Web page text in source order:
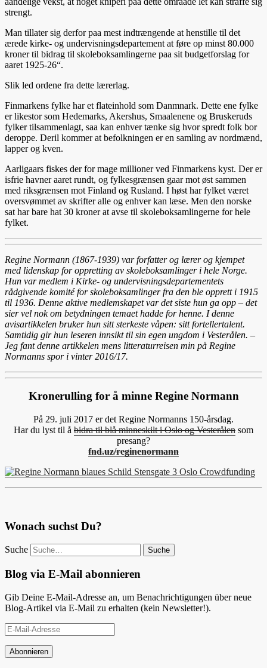
strengt.
Man tillater sig derfor paa mest indtrængende at henstille til det
ærede kirke- og undervisningsdepartement at føre op minst 80.000
kroner til bidrag til skoleboksamlingerne paa sit budgetforslag for
aaret 1925-26“.
Slik led ordene fra dette lærerlag.
Finmarkens fylke har et flateinhold som Danmnark. Dette ene fylke
er likestor som Hedemarks, Akershus, Smaalenene og Bruskeruds
fylker tilsammenlagt, saa kan enhver tænke sig hvor spredt folk bor
deroppe. Deril kommer at befolkningen er en samling av nordmænd,
lapper og kven.
Aarligaars fiskes der for mage millioner ved Finmarkens kyst. Der er
isfrie havner aaret rundt, og fylkesgrænsen gaar mot øst sammen
med riksgrænsen mot Finland og Rusland. I høst har fylket været
oversvømmet av skrifter alle og enhver kan læse. Men den norske
sat har bare hat 30 kroner at avse til skoleboksamlingerne for hele
fylket.
Regine Normann (1867-1939) var forfatter og lærer og kjempet
med lidenskap for oppretting av skoleboksamlinger i hele Norge.
Hun var medlem i Kirke- og undervisningsdepartementets
rådgivende komité for skoleboksamlinger fra den ble opprett i 1915
til 1936. Denne aktive medlemskapet var det siste hun ga opp – det
sier vel nok om betydningen temaet hadde for henne. I denne
avisartikkelen bruker hun sitt sterkeste våpen: sitt fortellertalent.
Samtidig gir hun leseren innsikt til sin egen ungdom i Vesterålen. –
Jeg fant denne artikkelen mens litteraturreisen min på Regine
Normanns spor i vinter 2016/17.
Kronerulling for å minne Regine Normann
På 29. juli 2017 er det Regine Normanns 150-årsdag.
Har du lyst til å bidra til blå minneskilt i Oslo og Vesterålen som
presang?
fnd.uz/reginenormann
Wonach suchst Du?
Suche
Blog via E-Mail abonnieren
Gib Deine E-Mail-Adresse an, um Benachrichtigungen über neue
Blog-Artikel via E-Mail zu erhalten (kein Newsletter!).
E-
Mail-
Adresse